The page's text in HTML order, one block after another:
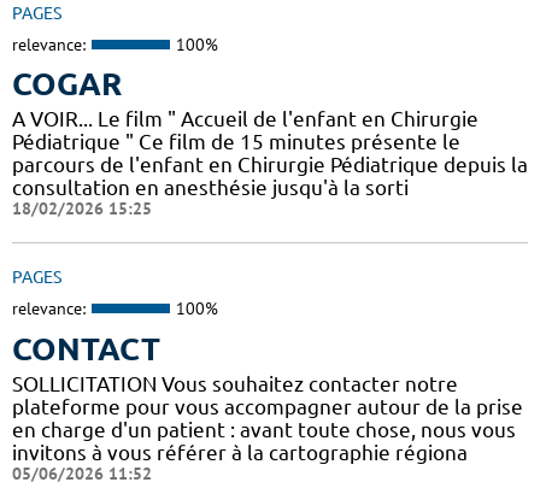
PAGES
relevance: 100%
COGAR
A VOIR... Le film " Accueil de l'enfant en Chirurgie
Pédiatrique " Ce film de 15 minutes présente le
parcours de l'enfant en Chirurgie Pédiatrique depuis la
consultation en anesthésie jusqu'à la sorti
18/02/2026 15:25
PAGES
relevance: 100%
CONTACT
SOLLICITATION Vous souhaitez contacter notre
plateforme pour vous accompagner autour de la prise
en charge d'un patient : avant toute chose, nous vous
invitons à vous référer à la cartographie régiona
05/06/2026 11:52